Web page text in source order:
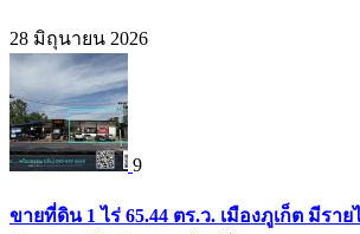
28 มิถุนายน 2026
9
ขายที่ดิน 1 ไร่ 65.44 ตร.ว. เมืองภูเก็ต มีราย